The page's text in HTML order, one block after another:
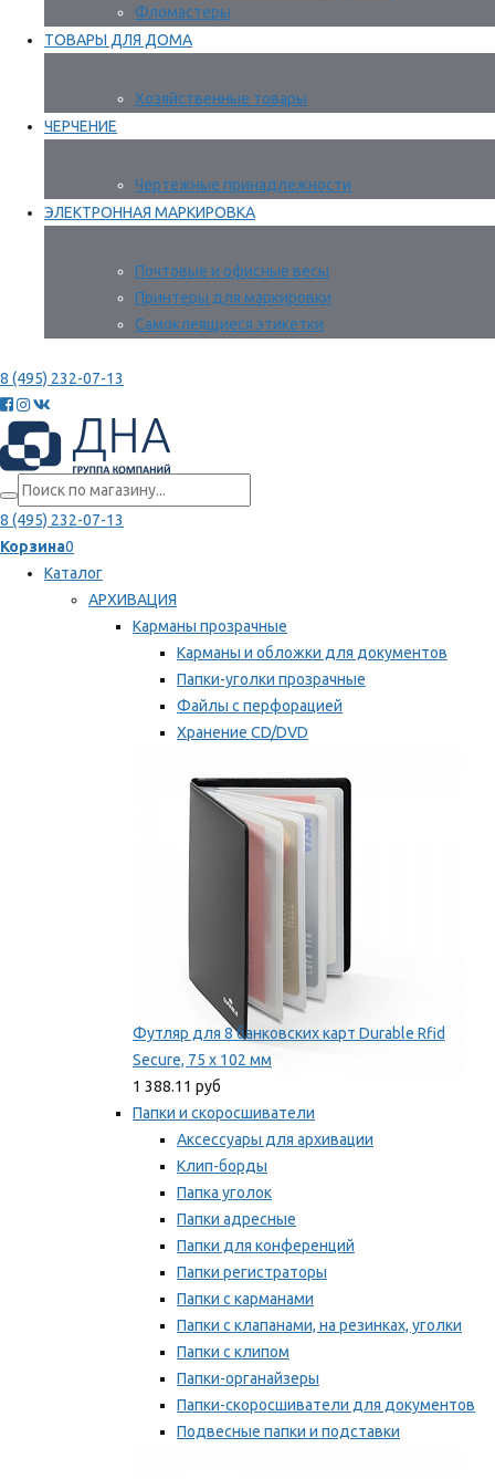
Фломастеры
ТОВАРЫ ДЛЯ ДОМА
Хозяйственные товары
ЧЕРЧЕНИЕ
Чертежные принадлежности
ЭЛЕКТРОННАЯ МАРКИРОВКА
Почтовые и офисные весы
Принтеры для маркировки
Самоклеящиеся этикетки
8 (495) 232-07-13
8 (495) 232-07-13
Корзина0
Каталог
АРХИВАЦИЯ
Карманы прозрачные
Карманы и обложки для документов
Папки-уголки прозрачные
Файлы с перфорацией
Хранение CD/DVD
Мы рекомендуем
Футляр для 8 банковских карт Durable Rfid
Secure, 75 х 102 мм
1 388.11 руб
Папки и скоросшиватели
Аксессуары для архивации
Клип-борды
Папка уголок
Папки адресные
Папки для конференций
Папки регистраторы
Папки с карманами
Папки с клапанами, на резинках, уголки
Папки с клипом
Папки-органайзеры
Папки-скоросшиватели для документов
Подвесные папки и подставки